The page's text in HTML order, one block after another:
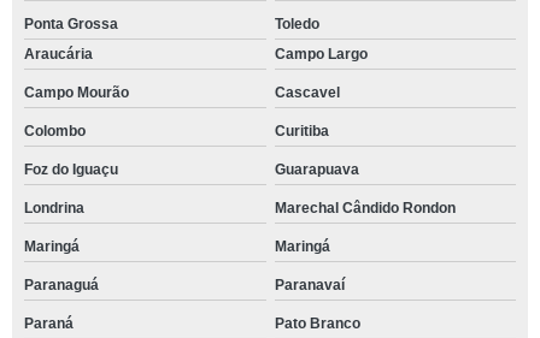
Ponta Grossa
Toledo
Araucária
Campo Largo
Campo Mourão Cascavel
Colombo Curitiba
Foz do Iguaçu Guarapuava
Londrina Marechal Cândido Rondon
Maringá Maringá
Paranaguá Paranavaí
Paraná Pato Branco